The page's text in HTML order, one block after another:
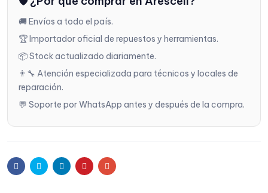
🚚 Envíos a todo el país.
🏆 Importador oficial de repuestos y herramientas.
📦 Stock actualizado diariamente.
👨‍🔧 Atención especializada para técnicos y locales de
reparación.
💬 Soporte por WhatsApp antes y después de la compra.
FacebookTwitter LinkedinPinterestEmail